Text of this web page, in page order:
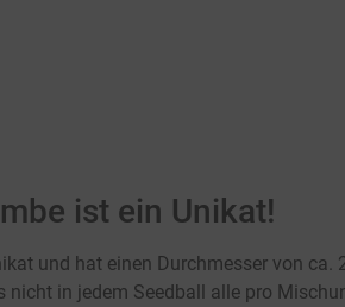
ist ein Unikat!
und hat einen Durchmesser von ca.
in jedem Seedball alle pro